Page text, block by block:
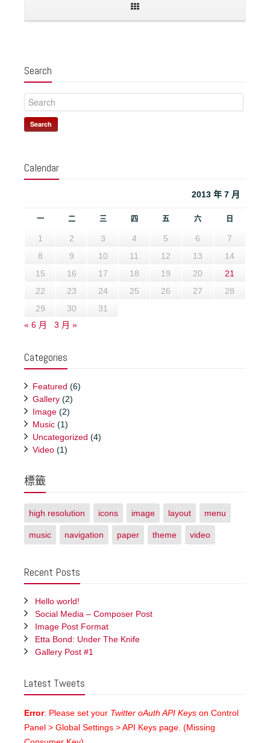
Search
Search
Calendar
2013 年 7 月
一 二 三 四 五 六 日
1 2 3 4 5 6
7
8
9 10 11 12 13
14
15
16 17 18 19 20
21
22
23 24 25 26 27
28
29
30
31
« 6 月
3 月 »
Categories
Featured (6)
Gallery (2)
Image (2)
Music (1)
Uncategorized (4)
Video (1)
標籤
high resolution icons image layout menu
music navigation paper theme video
Recent Posts
Hello world!
Social Media – Composer Post
Image Post Format
Etta Bond: Under The Knife
Gallery Post #1
Latest Tweets
Error: Please set your Twitter oAuth API Keys on Control
Panel > Global Settings > API Keys page. (Missing